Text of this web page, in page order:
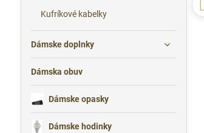
Kufríkové kabelky
Dámske doplnky
Dámska obuv
Dámske opasky
Dámske hodinky